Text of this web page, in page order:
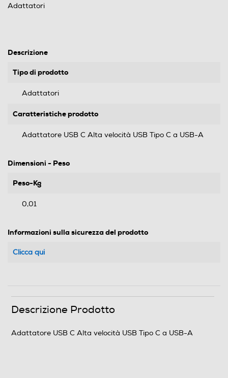
Adattatori
Descrizione
Tipo di prodotto
Adattatori
Caratteristiche prodotto
Adattatore USB C Alta velocità USB Tipo C a USB-A
Dimensioni - Peso
Peso-Kg
0,01
Informazioni sulla sicurezza del prodotto
Clicca qui
Descrizione Prodotto
Adattatore USB C Alta velocità USB Tipo C a USB-A